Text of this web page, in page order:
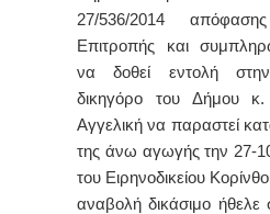
27/536/2014
Επιτροπής και
να δοθεί εντολή στην
δικηγόρο του Δήμου κ.
Αγγελική να παραστεί
της άνω αγωγής την 27-
του Ειρηνοδικείου
αναβολή δικάσιμο ήθελε